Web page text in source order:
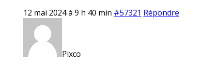
12 mai 2024 à 9 h 40 min #57321 Répondre
Pixco